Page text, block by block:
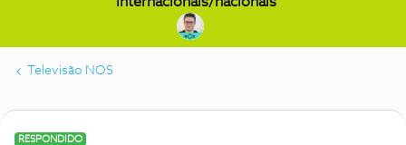
Televisão NOS
RESPONDIDO